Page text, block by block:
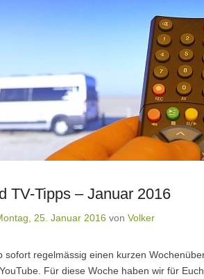
TV-Tipps – Januar 2016
25. Januar 2016 von Volker
sofort regelmässig einen kurzen
Für diese Woche haben wir für